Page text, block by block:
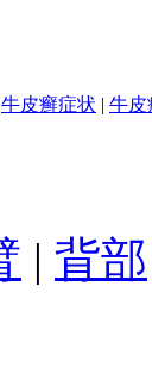
牛皮癣症状 | 牛皮
| 背部